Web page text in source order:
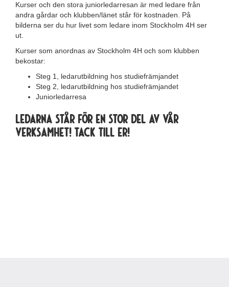
Kurser och den stora juniorledarresan är med ledare från
andra gårdar och klubben/länet står för kostnaden. På
bilderna ser du hur livet som ledare inom Stockholm 4H ser
ut.
Kurser som anordnas av Stockholm 4H och som klubben
bekostar:
Steg 1, ledarutbildning hos studiefrämjandet
Steg 2, ledarutbildning hos studiefrämjandet
Juniorledarresa
Ledarna står för en stor del av vår
verksamhet! Tack till er!